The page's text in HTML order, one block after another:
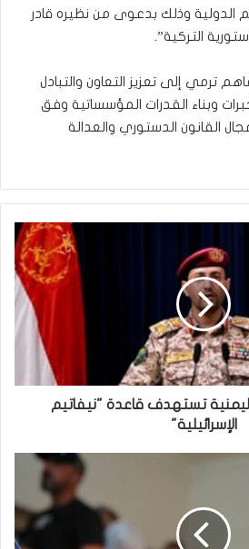
الدولية وذلك بدعوى من نظيره قادر
التركية”.
ترمي إلى تعزيز التعاون والتبادل
وبناء القدرات المؤسساتية وفق
القانون الدستوري والعدالة
تستهدف قاعدة "نيفاتيم
الإسرائيلية"